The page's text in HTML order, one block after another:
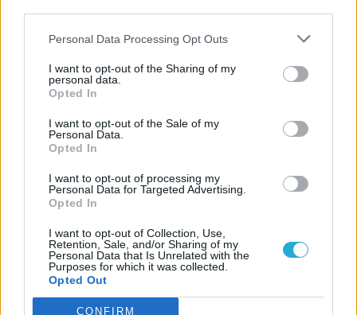
Personal Data Processing Opt Outs
I want to opt-out of the Sharing of my
personal data.
Opted In
I want to opt-out of the Sale of my
Personal Data.
Opted In
I want to opt-out of processing my
Personal Data for Targeted Advertising.
Opted In
I want to opt-out of Collection, Use,
Retention, Sale, and/or Sharing of my
Personal Data that Is Unrelated with the
Purposes for which it was collected.
Opted Out
CONFIRM
JÁTÉKADATLAP
Prince of Persia: Warrior Within